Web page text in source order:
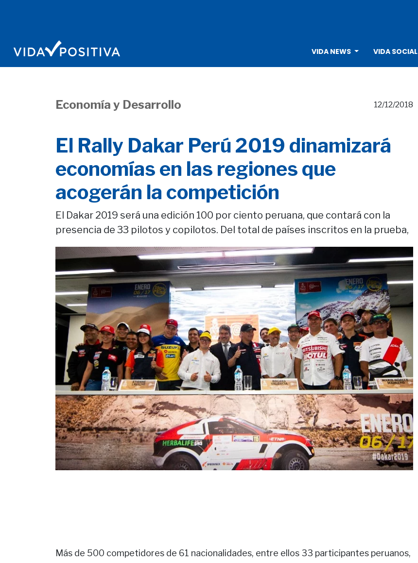
VIDA NEWS VIDA SOCIAL
Economía y Desarrollo 12/12/2018
El Rally Dakar Perú 2019 dinamizará
economías en las regiones que
acogerán la competición
El Dakar 2019 será una edición 100 por ciento peruana, que contará con la
presencia de 33 pilotos y copilotos. Del total de países inscritos en la prueba,
Más de 500 competidores de 61 nacionalidades, entre ellos 33 participantes peruanos,